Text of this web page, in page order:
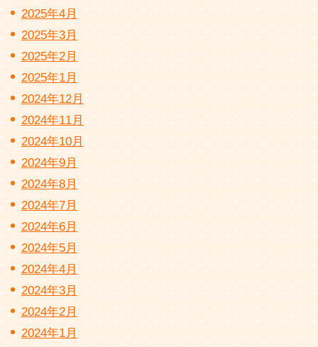
2025年4月
2025年3月
2025年2月
2025年1月
2024年12月
2024年11月
2024年10月
2024年9月
2024年8月
2024年7月
2024年6月
2024年5月
2024年4月
2024年3月
2024年2月
2024年1月